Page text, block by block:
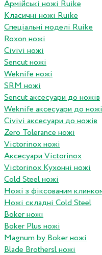
Армійські ножі Ruike
Класичні ножі Ruike
Спеціальні моделі Ruike
Roxon ножi
Civivi ножі
Sencut ножі
Weknife ножі
SRM ножі
Sencut аксесуари до ножів
Weknife аксесуари до
Civivi аксесуари до ножів
Zero Tolerance ножі
Victorinox ножі
Аксесуари Victorinox
Victorinox Кухонні ножі
Cold Steel ножі
Ножі з фіксованим
Ножі складні Cold Steel
Boker ножі
Boker Plus ножі
Magnum by Boker ножі
Blade Brothersl ножі